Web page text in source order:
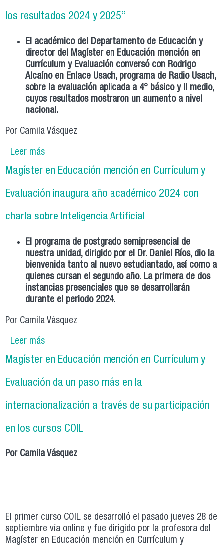
los resultados 2024 y 2025”
El académico del Departamento de Educación y
director del Magíster en Educación mención en
Currículum y Evaluación conversó con Rodrigo
Alcaíno en Enlace Usach, programa de Radio Usach,
sobre la evaluación aplicada a 4° básico y II medio,
cuyos resultados mostraron un aumento a nivel
nacional.
Por Camila Vásquez
Leer mássobre Dr. Daniel Ríos sobre resultados Simce
2023: “Es una buena noticia para Chile, sin
embargo, es una alegría contenida, porque
tenemos que esperar los resultados 2024 y
2025”
Magíster en Educación mención en Currículum y
Evaluación inaugura año académico 2024 con
charla sobre Inteligencia Artificial
El programa de postgrado semipresencial de
nuestra unidad, dirigido por el Dr. Daniel Ríos, dio la
bienvenida tanto al nuevo estudiantado, así como a
quienes cursan el segundo año. La primera de dos
instancias presenciales que se desarrollarán
durante el periodo 2024.
Por Camila Vásquez
Leer mássobre Magíster en Educación mención en
Currículum y Evaluación inaugura año
académico 2024 con charla sobre Inteligencia
Artificial
Magíster en Educación mención en Currículum y
Evaluación da un paso más en la
internacionalización a través de su participación
en los cursos COIL
Por Camila Vásquez
El primer curso COIL se desarrolló el pasado jueves 28 de
septiembre vía online y fue dirigido por la profesora del
Magíster en Educación mención en Currículum y